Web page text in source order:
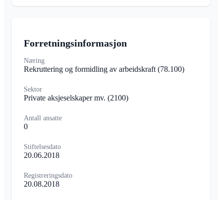
Forretningsinformasjon
Næring
Rekruttering og formidling av arbeidskraft (78.100)
Sektor
Private aksjeselskaper mv. (2100)
Antall ansatte
0
Stiftelsesdato
20.06.2018
Registreringsdato
20.08.2018